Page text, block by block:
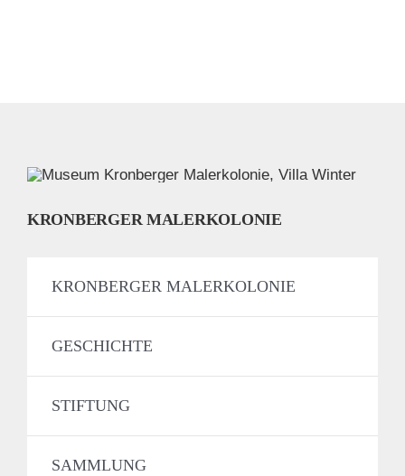
KRONBERGER MALERKOLONIE
KRONBERGER MALERKOLONIE
GESCHICHTE
STIFTUNG
SAMMLUNG